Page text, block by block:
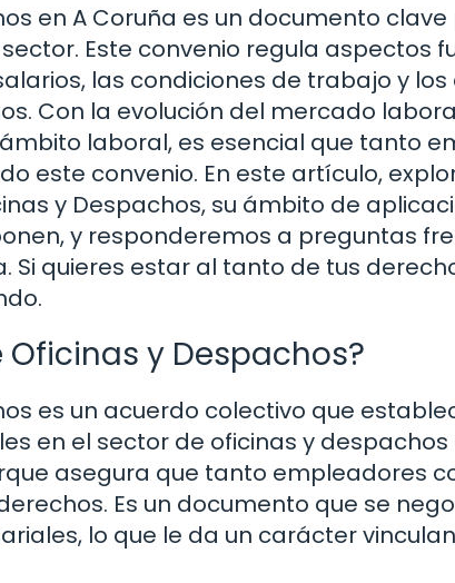
en A Coruña es un documento
Este convenio regula aspectos
las condiciones de trabajo y
Con la evolución del mercado
laboral, es esencial que tanto
este convenio. En este artículo,
y Despachos, su ámbito de
y responderemos a preguntas
Si quieres estar al tanto de tus
Oficinas y Despachos?
es un acuerdo colectivo que
en el sector de oficinas y despachos
asegura que tanto empleadores
Es un documento que se
lo que le da un carácter